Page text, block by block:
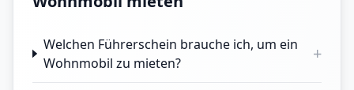
Welchen Führerschein brauche ich, um ein
Wohnmobil zu mieten?
+